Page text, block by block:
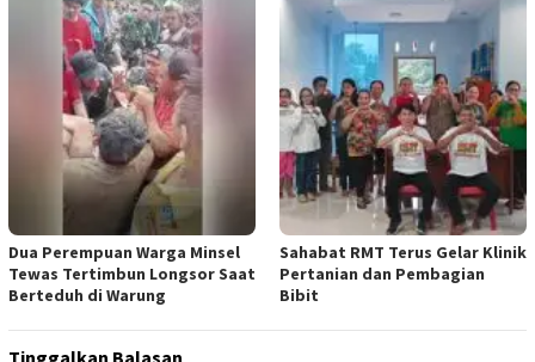
Dua Perempuan Warga Minsel
Tewas Tertimbun Longsor Saat
Berteduh di Warung
Sahabat RMT Terus Gelar Klinik
Pertanian dan Pembagian
Bibit
Tinggalkan Balasan